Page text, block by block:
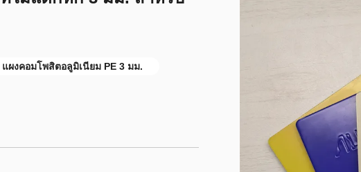
แผงคอมโพสิตอลูมิเนียม PE 3 มม.